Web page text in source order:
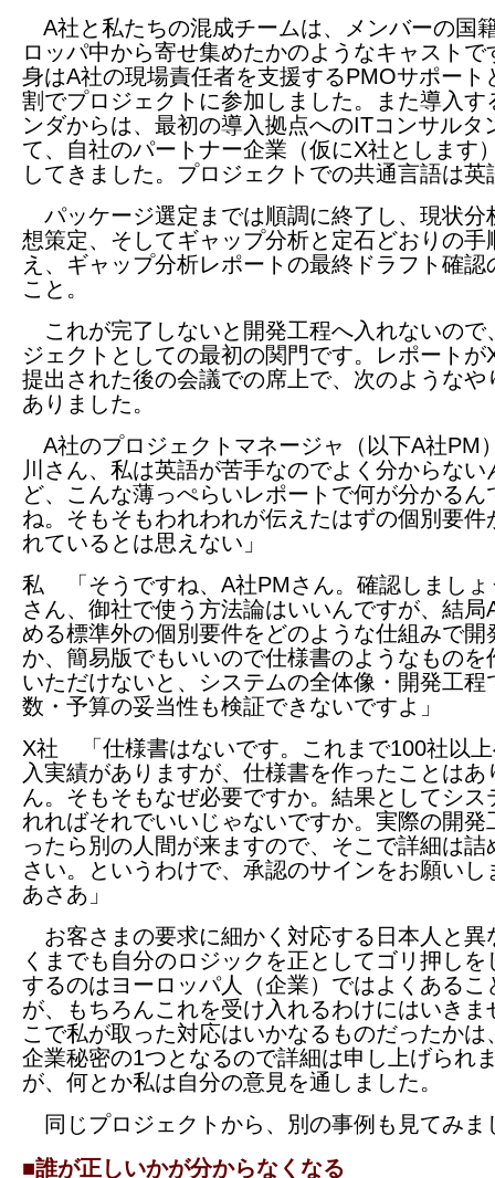
A社と私たちの混成チームは、メンバーの国
ロッパ中から寄せ集めたかのようなキャストで
身はA社の現場責任者を支援するPMOサポート
割でプロジェクトに参加しました。また導入す
ンダからは、最初の導入拠点へのITコンサルタ
て、自社のパートナー企業（仮にX社とします
してきました。プロジェクトでの共通言語は英
パッケージ選定までは順調に終了し、現状分
想策定、そしてギャップ分析と定石どおりの手
え、ギャップ分析レポートの最終ドラフト確認
こと。
これが完了しないと開発工程へ入れないので
ジェクトとしての最初の関門です。レポートが
提出された後の会議での席上で、次のようなや
ありました。
A社のプロジェクトマネージャ（以下A社
川さん、私は英語が苦手なのでよく分からない
ど、こんな薄っぺらいレポートで何が分かるん
ね。そもそもわれわれが伝えたはずの個別要件
れているとは思えない」
私 「そうですね、A社PMさん。確認しましょ
さん、御社で使う方法論はいいんですが、結局
める標準外の個別要件をどのような仕組みで開
か、簡易版でもいいので仕様書のようなものを
いただけないと、システムの全体像・開発工程
数・予算の妥当性も検証できないですよ」
X社 「仕様書はないです。これまで100社以
入実績がありますが、仕様書を作ったことはあ
ん。そもそもなぜ必要ですか。結果としてシス
れればそれでいいじゃないですか。実際の開発
ったら別の人間が来ますので、そこで詳細は詰
さい。というわけで、承認のサインをお願いし
あさあ」
お客さまの要求に細かく対応する日本人と異
くまでも自分のロジックを正としてゴリ押しを
するのはヨーロッパ人（企業）ではよくあるこ
が、もちろんこれを受け入れるわけにはいきま
こで私が取った対応はいかなるものだったかは
企業秘密の1つとなるので詳細は申し上げられ
が、何とか私は自分の意見を通しました。
同じプロジェクトから、別の事例も見てみま
■誰が正しいかが分からなくなる